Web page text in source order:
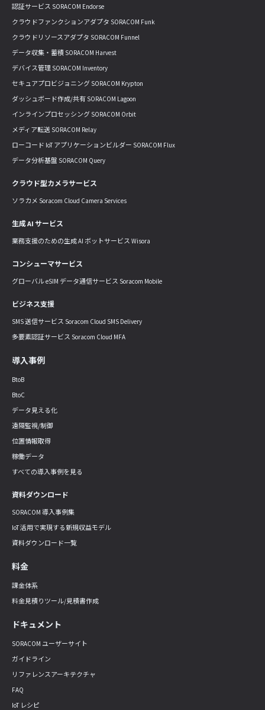
認証サービス SORACOM Endorse
クラウドファンクションアダプタ SORACOM Funk
クラウドリソースアダプタ SORACOM Funnel
データ収集・蓄積 SORACOM Harvest
デバイス管理 SORACOM Inventory
セキュアプロビジョニング SORACOM Krypton
ダッシュボード作成/共有 SORACOM Lagoon
インラインプロセッシング SORACOM Orbit
メディア転送 SORACOM Relay
ローコード IoT アプリケーションビルダー SORACOM Flux
データ分析基盤 SORACOM Query
クラウド型カメラサービス
ソラカメ Soracom Cloud Camera Services
生成 AI サービス
業務支援のための生成 AI ボットサービス Wisora
コンシューマサービス
グローバル eSIM データ通信サービス Soracom Mobile
ビジネス支援
SMS 送信サービス Soracom Cloud SMS Delivery
多要素認証サービス Soracom Cloud MFA
導入事例
BtoB
BtoC
データ見える化
遠隔監視/制御
位置情報取得
稼働データ
すべての導入事例を見る
資料ダウンロード
SORACOM 導入事例集
IoT 活用で実現する新規収益モデル
資料ダウンロード一覧
料金
課金体系
料金見積りツール/見積書作成
ドキュメント
SORACOM ユーザーサイト
ガイドライン
リファレンスアーキテクチャ
FAQ
IoT レシピ